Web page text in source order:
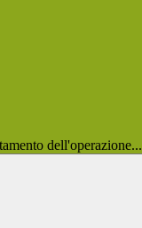
dell'operazione...